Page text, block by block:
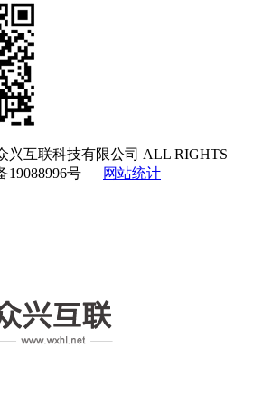
兴互联科技有限公司 ALL RIGHTS
19088996号 网站统计